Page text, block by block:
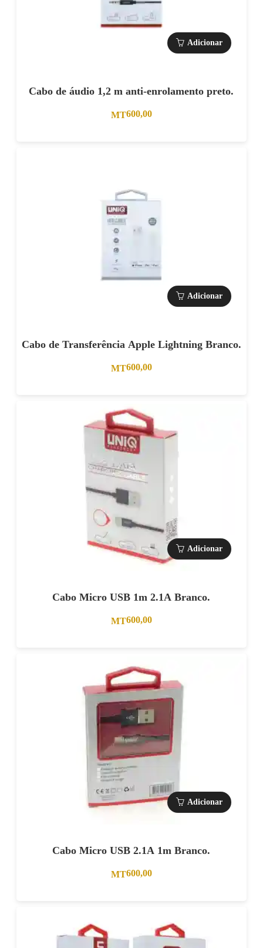
Adicionar
Cabo de áudio 1,2 m anti-enrolamento preto.
MT600,00
Adicionar
Cabo de Transferência Apple Lightning Branco.
MT600,00
Adicionar
Cabo Micro USB 1m 2.1A Branco.
MT600,00
Adicionar
Cabo Micro USB 2.1A 1m Branco.
MT600,00